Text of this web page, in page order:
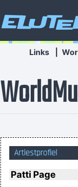
Links
It was a very
Artiestprofiel
Patti Page